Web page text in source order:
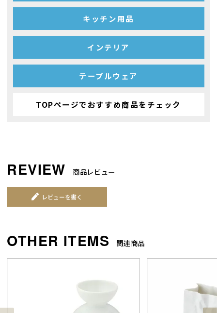
キッチン用品
インテリア
テーブルウェア
TOPページでおすすめ商品をチェック
商品レビュー
レビューを書く
関連商品